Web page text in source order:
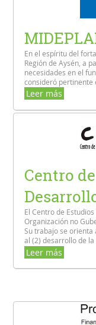
En el espíritu del
Región de Aysén, a
necesidades en el
consideró pertinente
Leer más
Centro
El Centro de
Organización no
Su trabajo se orienta
al (2) desarrollo de
Leer más